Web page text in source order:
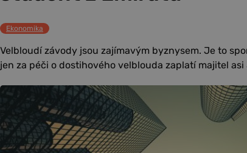
Ekonomika
Velbloudí závody jsou zajímavým byznysem. Je to
jen za péči o dostihového velblouda zaplatí majitel